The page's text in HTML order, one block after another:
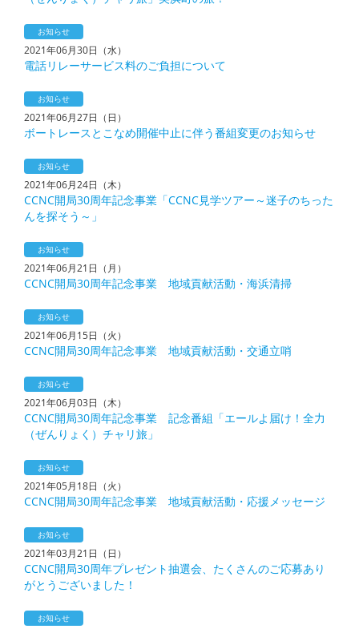
お知らせ
2021年06月30日（水）
電話リレーサービス料のご負担について
お知らせ
2021年06月27日（日）
ボートレースとこなめ開催中止に伴う番組変更のお知らせ
お知らせ
2021年06月24日（木）
CCNC開局30周年記念事業「CCNC見学ツアー～迷子のちった
んを探そう～」
お知らせ
2021年06月21日（月）
CCNC開局30周年記念事業 地域貢献活動・海浜清掃
お知らせ
2021年06月15日（火）
CCNC開局30周年記念事業 地域貢献活動・交通立哨
お知らせ
2021年06月03日（木）
CCNC開局30周年記念事業 記念番組「エールよ届け！全力
（ぜんりょく）チャリ旅」
お知らせ
2021年05月18日（火）
CCNC開局30周年記念事業 地域貢献活動・応援メッセージ
お知らせ
2021年03月21日（日）
CCNC開局30周年プレゼント抽選会、たくさんのご応募あり
がとうございました！
お知らせ